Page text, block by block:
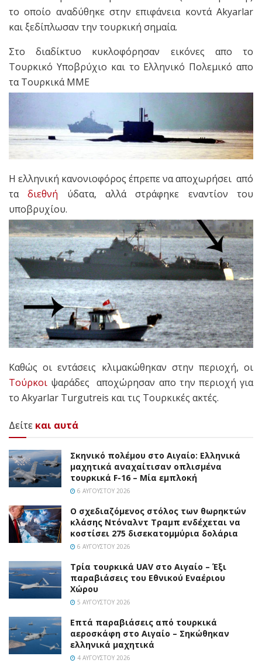
το οποίο αναδύθηκε στην επιφάνεια κοντά Akyarlar
και ξεδίπλωσαν την τουρκική σημαία.
Στο διαδίκτυο κυκλοφόρησαν εικόνες απο το
Τουρκικό Υποβρύχιο και το Ελληνικό Πολεμικό απο
τα Τουρκικά ΜΜΕ
Η ελληνική κανονιοφόρος έπρεπε να αποχωρήσει από
ταδιεθνή ύδατα, αλλά στράφηκε εναντίον του
υποβρυχίου.
Καθώς οι εντάσεις κλιμακώθηκαν στην περιοχή, οι
Τούρκοι ψαράδες αποχώρησαν απο την περιοχή για
το Akyarlar Turgutreis και τις Τουρκικές ακτές.
Δείτε και αυτά
Σκηνικό πολέμου στο Αιγαίο: Ελληνικά
μαχητικά αναχαίτισαν οπλισμένα
τουρκικά F-16 – Μία εμπλοκή
6 ΑΥΓΟΎΣΤΟΥ 2026
Ο σχεδιαζόμενος στόλος των θωρηκτών
κλάσης Ντόναλντ Τραμπ ενδέχεται να
κοστίσει 275 δισεκατομμύρια δολάρια
6 ΑΥΓΟΎΣΤΟΥ 2026
Τρία τουρκικά UAV στο Αιγαίο – Έξι
παραβιάσεις του Εθνικού Εναέριου
Χώρου
5 ΑΥΓΟΎΣΤΟΥ 2026
Επτά παραβιάσεις από τουρκικά
αεροσκάφη στο Αιγαίο – Σηκώθηκαν
ελληνικά μαχητικά
4 ΑΥΓΟΎΣΤΟΥ 2026